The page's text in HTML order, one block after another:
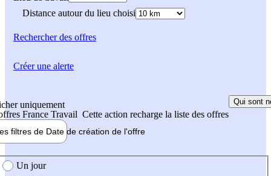
Distance autour du lieu choisi
Rechercherdes offres
uniquement
France Travail Cette action recharge la liste des offres
Qui sont
filtres de Date de création de l'offre
création de l'offre
Un jour
Créer une alerte